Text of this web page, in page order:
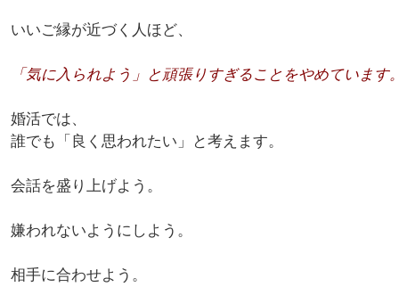
いいご縁が近づく人ほど、
「気に入られよう」と頑張りすぎることをやめています
婚活では、
誰でも「良く思われたい」と考えます。
会話を盛り上げよう。
嫌われないようにしよう。
相手に合わせよう。